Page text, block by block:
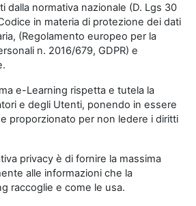
dalla normativa nazionale (D. Lgs 30
in materia di protezione dei dati
(Regolamento europeo per la
n. 2016/679, GDPR) e
e-Learning rispetta e tutela la
e degli Utenti, ponendo in essere
proporzionato per non ledere i diritti
privacy è di fornire la massima
alle informazioni che la
raccoglie e come le usa.